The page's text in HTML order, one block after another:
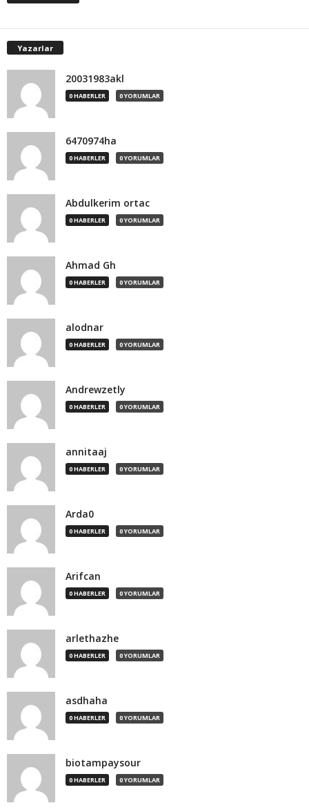
Yazarlar
20031983akl
0 HABERLER 0 YORUMLAR
6470974ha
0 HABERLER 0 YORUMLAR
Abdulkerim ortac
0 HABERLER 0 YORUMLAR
Ahmad Gh
0 HABERLER 0 YORUMLAR
alodnar
0 HABERLER 0 YORUMLAR
Andrewzetly
0 HABERLER 0 YORUMLAR
annitaaj
0 HABERLER 0 YORUMLAR
Arda0
0 HABERLER 0 YORUMLAR
Arifcan
0 HABERLER 0 YORUMLAR
arlethazhe
0 HABERLER 0 YORUMLAR
asdhaha
0 HABERLER 0 YORUMLAR
biotampaysour
0 HABERLER 0 YORUMLAR